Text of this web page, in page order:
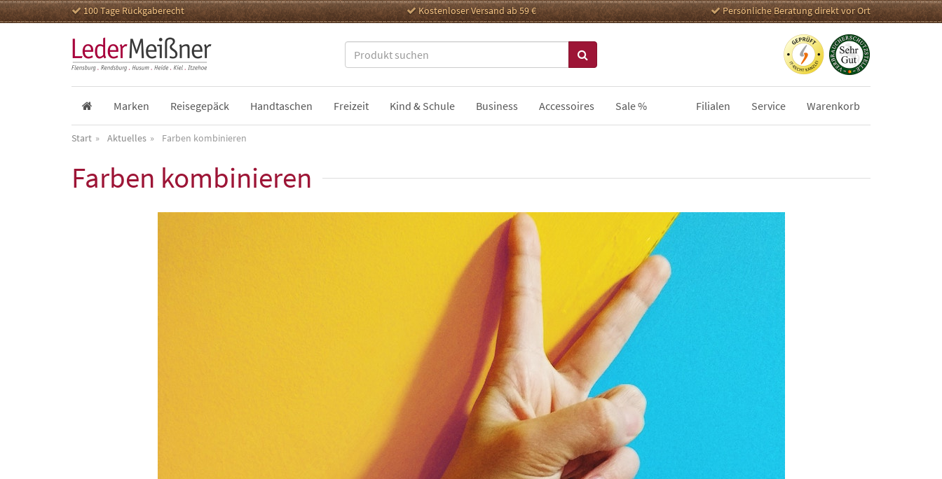
100 Tage Rückgaberecht Kostenloser Versand ab 59 € Persönliche Beratung direkt vor Ort
Marken Reisegepäck Handtaschen Freizeit Kind & Schule Business Accessoires Sale % Filialen Service Warenkorb
Start Aktuelles Farben kombinieren
Farben kombinieren